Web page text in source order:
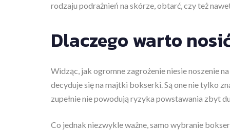
rodzaju podrażnień na skórze, obtarć, czy też
Dlaczego warto
Widząc, jak ogromne zagrożenie niesie noszenie
decyduje się na majtki bokserki. Są one nie tylko
zupełnie nie powodują ryzyka powstawania zbyt
Co jednak niezwykle ważne, samo wybranie